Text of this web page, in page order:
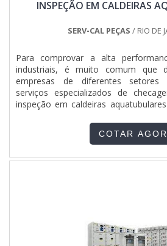
são realizadas as atividades;
COMPROVADA NO
instalações elétricas. A empresa
aterramento e SPDA e montagem
por ser transparente e segura,
investiu em uma estrutura que hoje
alta qualidade onde são realizadas
de ponta. Esses fatores,
colaboradores que seguem modelos
planejamento e profissionais que
tecnologia, garantem o sucesso de
ponta..
INSPEÇÃO EM CALDEIRAS
SERV-CAL PEÇAS / RIO DE
Para comprovar a alta
industriais, é muito comum que
empresas de diferentes setores
serviços especializados de
inspeção em caldeiras
VALIOSOS SOBRE A
encontradas nos modelos tubos
são equipamentos de alta
regulamentadora 13 (NR-13), do
Trabalho e Emprego do Brasil.
destacar que as análises
COTAR